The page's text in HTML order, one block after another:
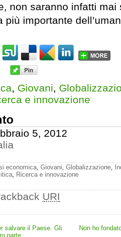
non saranno infatti mai
importante
, Giovani,
e innovazione
5, 2012
economica Giovani Globalizzazione
Ricerca e innovazione
URI
salvare il Paese. Gli
parte
Non ho